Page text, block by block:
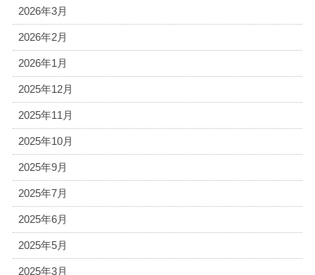
2026年3月
2026年2月
2026年1月
2025年12月
2025年11月
2025年10月
2025年9月
2025年7月
2025年6月
2025年5月
2025年3月